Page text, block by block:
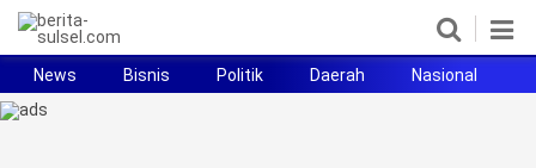
Home
News Bisnis Politik Daerah Nasional